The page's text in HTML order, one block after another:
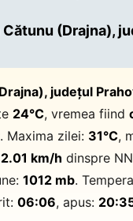
(Drajna),
județul
24°C, vremea fiind
. Maxima zilei: 31°C,
2.01 km/h dinspre
1012 mb.
06:06, apus: